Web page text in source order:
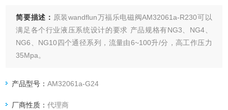
简要描述： 原装wandflun万福乐电磁阀AM32061a-R230可以
满足各个行业液压系统设计的要求 产品规格有NG3、NG4、
NG6、NG10四个通径系列，流量由6~100升/分，高工作压力
35Mpa。
产品型号：AM32061a-G24
厂商性质：代理商